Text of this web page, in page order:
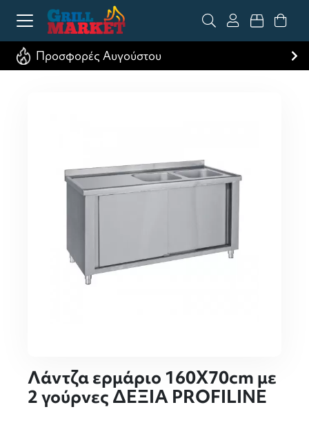
Προσφορές Αυγούστου
Λάντζα ερμάριο 160X70cm με
2 γούρνες ΔΕΞΙΑ PROFILINE